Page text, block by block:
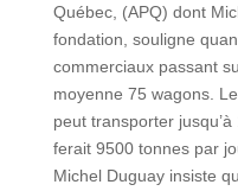
Québec, (APQ) dont
fondation, souligne
commerciaux passant
moyenne 75 wagons.
peut transporter
ferait 9500 tonnes par
Michel Duguay insiste